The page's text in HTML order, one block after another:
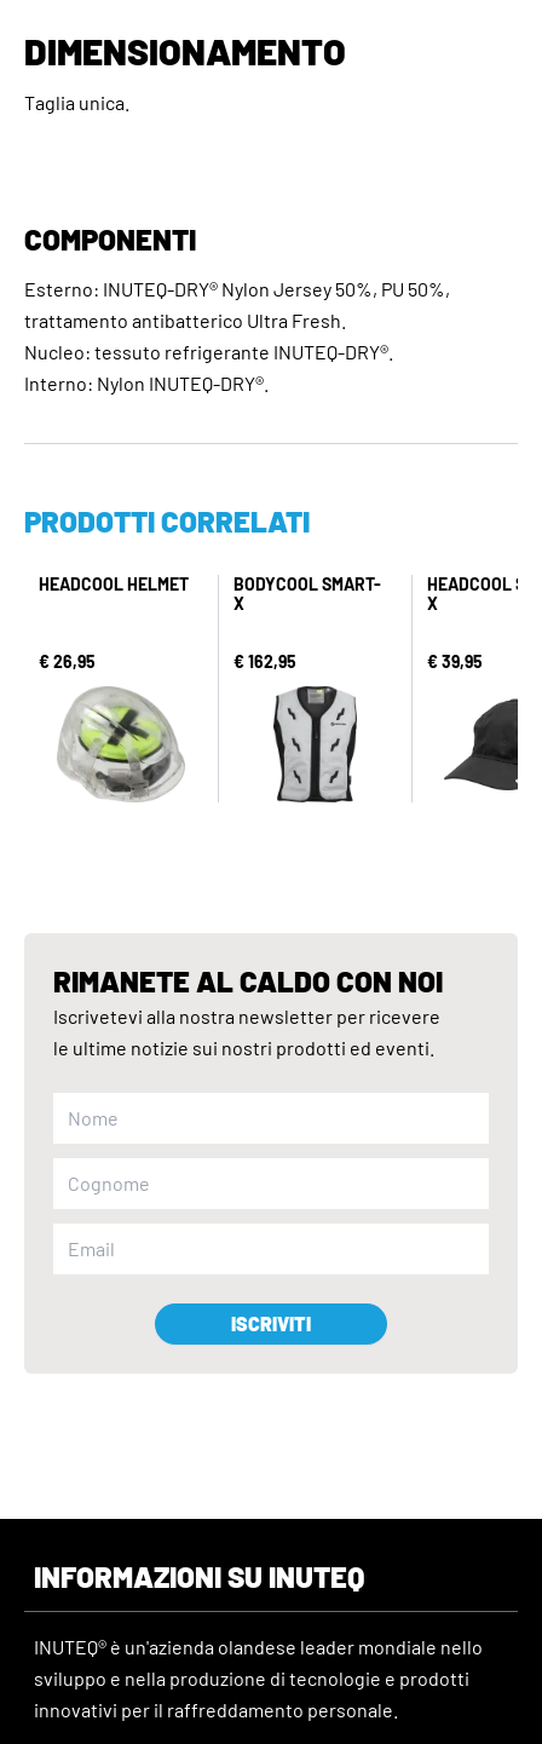
DIMENSIONAMENTO
Taglia unica.
COMPONENTI
Esterno: INUTEQ-DRY® Nylon Jersey 50%, PU 50%,
trattamento antibatterico Ultra Fresh.
Nucleo: tessuto refrigerante INUTEQ-DRY®.
Interno: Nylon INUTEQ-DRY®.
PRODOTTI CORRELATI
HEADCOOL HELMET
€ 26,95
BODYCOOL SMART-
X
€ 162,95
HEADCOOL
X
€ 39,95
RIMANETE AL CALDO CON NOI
Iscrivetevi alla nostra newsletter per ricevere
le ultime notizie sui nostri prodotti ed eventi.
ISCRIVITI
INFORMAZIONI SU INUTEQ
INUTEQ® è un'azienda olandese leader mondiale nello
sviluppo e nella produzione di tecnologie e prodotti
innovativi per il raffreddamento personale.